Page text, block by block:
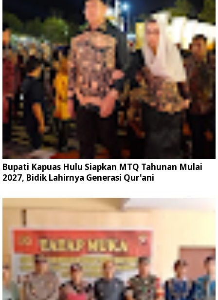
Bupati Kapuas Hulu Siapkan MTQ Tahunan Mulai
2027, Bidik Lahirnya Generasi Qur'ani